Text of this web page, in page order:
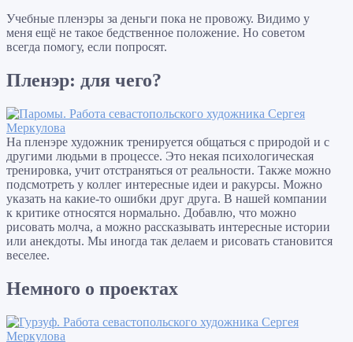
Учебные пленэры за деньги пока не провожу. Видимо у
меня ещё не такое бедственное положение. Но советом
всегда помогу, если попросят.
Пленэр: для чего?
На пленэре художник тренируется общаться с природой и с
другими людьми в процессе. Это некая психологическая
тренировка, учит отстраняться от реальности. Также можно
подсмотреть у коллег интересные идеи и ракурсы. Можно
указать на какие-то ошибки друг друга. В нашей компании
к критике относятся нормально. Добавлю, что можно
рисовать молча, а можно рассказывать интересные истории
или анекдоты. Мы иногда так делаем и рисовать становится
веселее.
Немного о проектах